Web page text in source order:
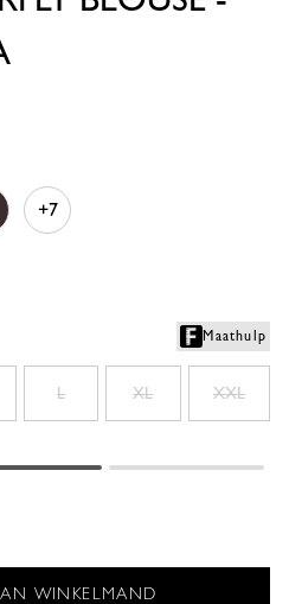
+7
Maathulp
L XL XXL